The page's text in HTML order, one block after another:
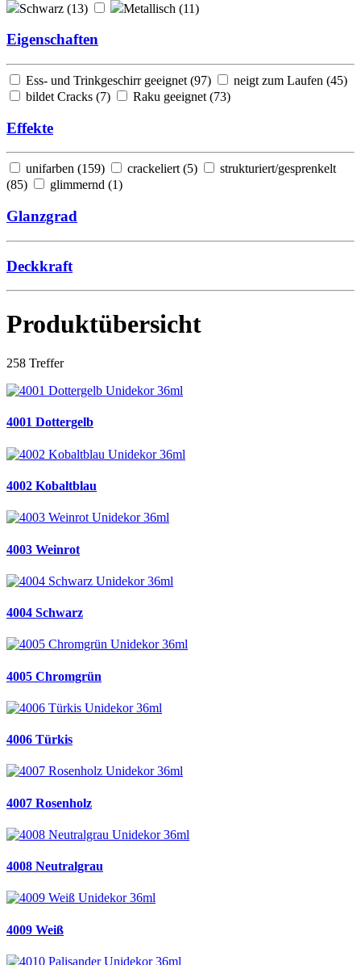
Schwarz (13) Metallisch (11)
Eigenschaften
Ess- und Trinkgeschirr geeignet (97) neigt zum Laufen (45)
bildet Cracks (7) Raku geeignet (73)
Effekte
unifarben (159) crackeliert (5)
strukturiert/gesprenkelt
(85) glimmernd (1)
Glanzgrad
Deckkraft
Produktübersicht
258 Treffer
4001 Dottergelb
4002 Kobaltblau
4003 Weinrot
4004 Schwarz
4005 Chromgrün
4006 Türkis
4007 Rosenholz
4008 Neutralgrau
4009 Weiß